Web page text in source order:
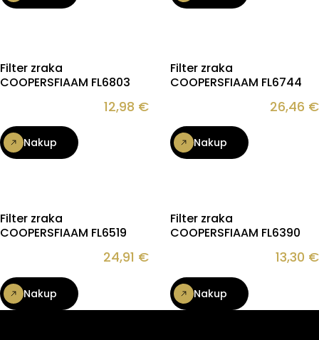
Filter zraka
COOPERSFIAAM FL6803
12,98 €
Nakup
Filter zraka
COOPERSFIAAM FL6744
26,46 €
Nakup
Filter zraka
COOPERSFIAAM FL6519
24,91 €
Nakup
Filter zraka
COOPERSFIAAM FL6390
13,30 €
Nakup